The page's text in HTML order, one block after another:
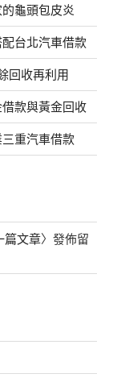
龜頭包皮炎
台北汽車借款
回收再利用
款與黃金回收
重汽車借款
篇文章〉發佈留